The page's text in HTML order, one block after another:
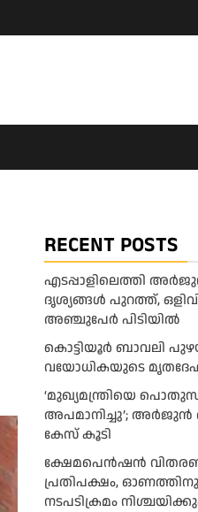
RECENT POSTS
എടപ്പാളിലെത്തി
ദൃശ്യങ്ങൾ പുറത്ത്,
അഞ്ചുപേർ പിടിയിൽ
കൊട്ടിയൂർ ബാവലി
വയോധികയുടെ
‘മുഖ്യമന്ത്രിയെ
അപമാനിച്ചു’; അർജുൻ
കേസ് കൂടി
ക്ഷേമപെൻഷൻ
പ്രതിപക്ഷം,
നടപടിക്രമം